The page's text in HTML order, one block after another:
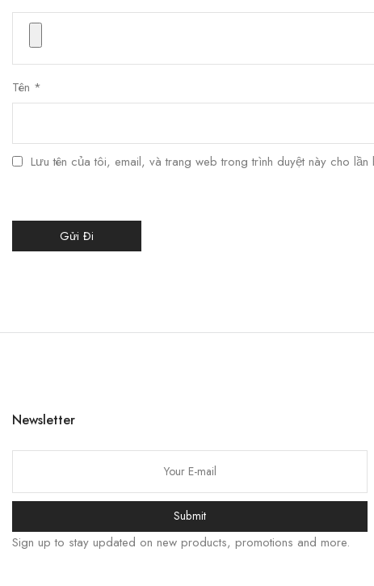
Tên *
Lưu tên của tôi, email, và trang web trong trình duyệt này cho
Newsletter
Submit
Sign up to stay updated on new products, promotions and more.